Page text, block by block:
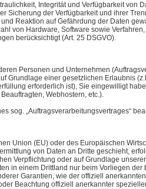
Integrität und Verfügbarkeit von
Sicherung der Verfügbarkeit und ihrer
Reaktion auf Gefährdung der Daten
von Hardware, Software sowie
berücksichtigt (Art. 25 DSGVO).
Personen und Unternehmen
Grundlage einer gesetzlichen Erlaubnis
erforderlich ist), Sie eingewilligt
Webhostern, etc.).
sog. „Auftragsverarbeitungsvertrages“
Union (EU) oder des Europäischen
von Daten an Dritte geschieht,
Verpflichtung oder auf Grundlage
in einem Drittland nur beim Vorliegen der
Garantien, wie der offiziell
Beachtung offiziell anerkannter